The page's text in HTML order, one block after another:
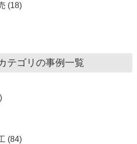
(18)
テゴリの事例一覧
(84)